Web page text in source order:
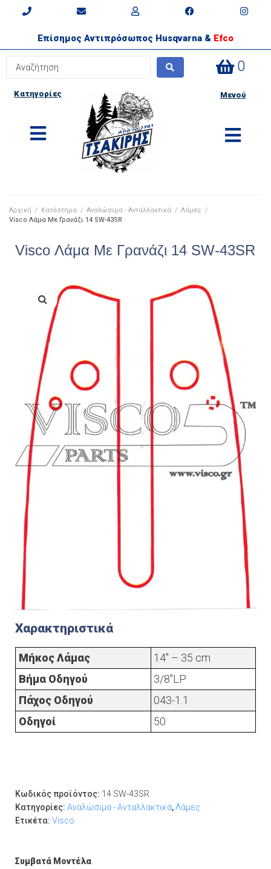
Επίσημος Αντιπρόσωπος Husqvarna & Efco
0
Κατηγορίες Μενού
Αρχική / Κατάστημα / Αναλώσιμα - Ανταλλακτικά / Λάμες /
Visco Λάμα Με Γρανάζι 14 SW-43SR
Visco Λάμα Με Γρανάζι 14 SW-43SR
Χαρακτηριστικά
Μήκος Λάμας
14" – 35 cm
Βήμα Οδηγού
3/8"LP
Πάχος Οδηγού
043-1.1
Οδηγοί
50
Κωδικός προϊόντος: 14 SW-43SR
Κατηγορίες: Αναλώσιμα - Ανταλλακτικά,Λάμες
Ετικέτα: Visco
Συμβατά Μοντέλα